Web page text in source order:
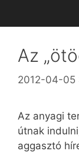
Az
2012-04-05
Az anyagi
útnak
aggasztó